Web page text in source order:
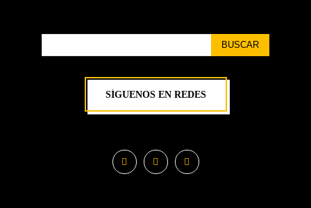
BUSCAR
SÍGUENOS EN REDES